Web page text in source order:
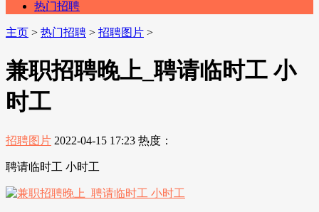
热门招聘
主页 > 热门招聘 > 招聘图片 >
兼职招聘晚上_聘请临时工 小
时工
招聘图片 2022-04-15 17:23 热度：
聘请临时工 小时工